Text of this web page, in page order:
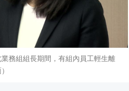
務組組長期間，有組內員工輕生離